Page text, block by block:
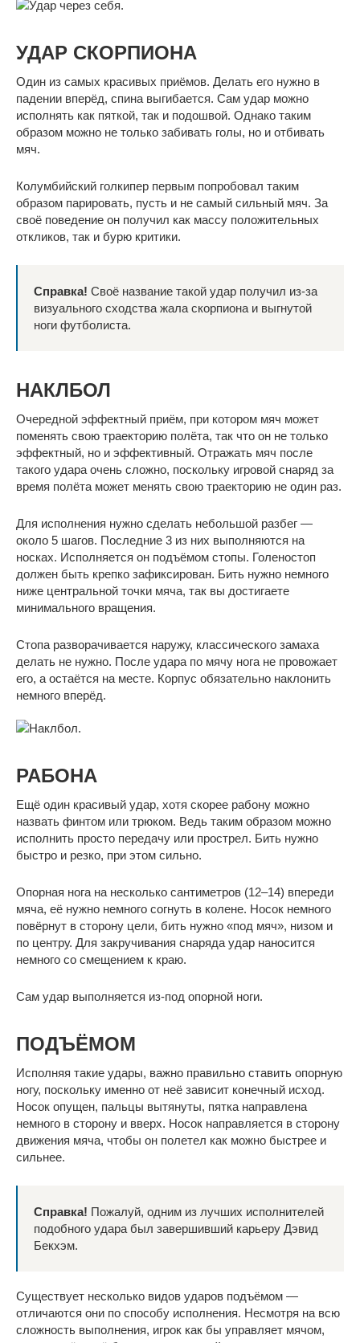
УДАР СКОРПИОНА
Один из самых красивых приёмов. Делать его нужно в
падении вперёд, спина выгибается. Сам удар можно
исполнять как пяткой, так и подошвой. Однако таким
образом можно не только забивать голы, но и отбивать
мяч.
Колумбийский голкипер первым попробовал таким
образом парировать, пусть и не самый сильный мяч. За
своё поведение он получил как массу положительных
откликов, так и бурю критики.
Справка! Своё название такой удар получил из-за
визуального сходства жала скорпиона и выгнутой
ноги футболиста.
НАКЛБОЛ
Очередной эффектный приём, при котором мяч может
поменять свою траекторию полёта, так что он не только
эффектный, но и эффективный. Отражать мяч после
такого удара очень сложно, поскольку игровой снаряд за
время полёта может менять свою траекторию не один раз.
Для исполнения нужно сделать небольшой разбег —
около 5 шагов. Последние 3 из них выполняются на
носках. Исполняется он подъёмом стопы. Голеностоп
должен быть крепко зафиксирован. Бить нужно немного
ниже центральной точки мяча, так вы достигаете
минимального вращения.
Стопа разворачивается наружу, классического замаха
делать не нужно. После удара по мячу нога не провожает
его, а остаётся на месте. Корпус обязательно наклонить
немного вперёд.
РАБОНА
Ещё один красивый удар, хотя скорее рабону можно
назвать финтом или трюком. Ведь таким образом можно
исполнить просто передачу или прострел. Бить нужно
быстро и резко, при этом сильно.
Опорная нога на несколько сантиметров (12–14) впереди
мяча, её нужно немного согнуть в колене. Носок немного
повёрнут в сторону цели, бить нужно «под мяч», низом и
по центру. Для закручивания снаряда удар наносится
немного со смещением к краю.
Сам удар выполняется из-под опорной ноги.
ПОДЪЁМОМ
Исполняя такие удары, важно правильно ставить опорную
ногу, поскольку именно от неё зависит конечный исход.
Носок опущен, пальцы вытянуты, пятка направлена
немного в сторону и вверх. Носок направляется в сторону
движения мяча, чтобы он полетел как можно быстрее и
сильнее.
Справка! Пожалуй, одним из лучших исполнителей
подобного удара был завершивший карьеру Дэвид
Бекхэм.
Существует несколько видов ударов подъёмом —
отличаются они по способу исполнения. Несмотря на всю
сложность выполнения, игрок как бы управляет мячом,